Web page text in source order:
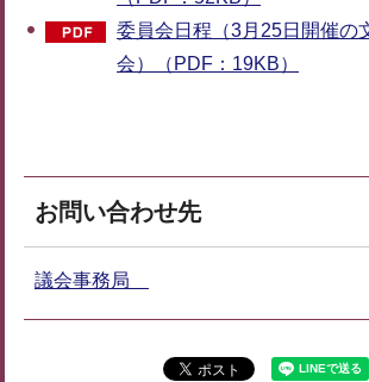
委員会日程（3月25日開催の
会）（PDF：19KB）
お問い合わせ先
議会事務局